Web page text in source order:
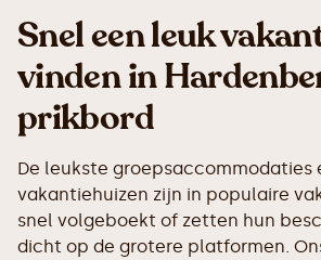
Snel een leuk
vinden in
prikbord
De leukste groepsaccommodaties
vakantiehuizen zijn in populaire
snel volgeboekt of zetten hun
dicht op de grotere platformen.